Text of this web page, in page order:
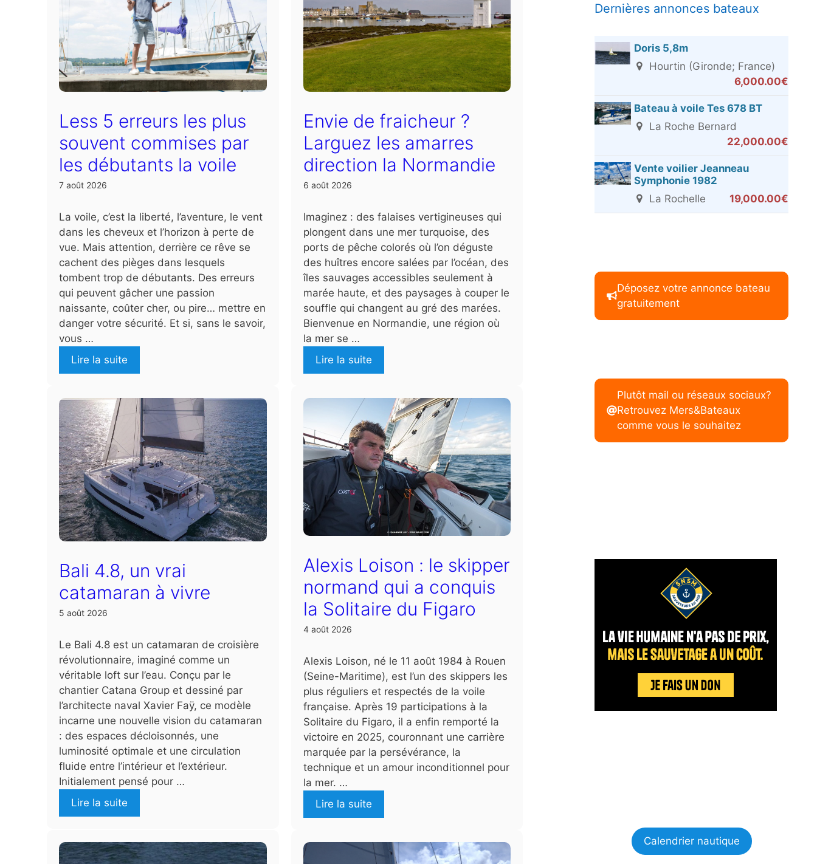
Less 5 erreurs les plus
souvent commises par
les débutants la voile
7 août 2026
La voile, c’est la liberté, l’aventure, le vent
dans les cheveux et l’horizon à perte de
vue. Mais attention, derrière ce rêve se
cachent des pièges dans lesquels
tombent trop de débutants. Des erreurs
qui peuvent gâcher une passion
naissante, coûter cher, ou pire… mettre en
danger votre sécurité. Et si, sans le savoir,
vous …
Lire la suite
Envie de fraicheur ?
Larguez les amarres
direction la Normandie
6 août 2026
Imaginez : des falaises vertigineuses qui
plongent dans une mer turquoise, des
ports de pêche colorés où l’on déguste
des huîtres encore salées par l’océan, des
îles sauvages accessibles seulement à
marée haute, et des paysages à couper le
souffle qui changent au gré des marées.
Bienvenue en Normandie, une région où
la mer se …
Lire la suite
Bali 4.8, un vrai
catamaran à vivre
5 août 2026
Le Bali 4.8 est un catamaran de croisière
révolutionnaire, imaginé comme un
véritable loft sur l’eau. Conçu par le
chantier Catana Group et dessiné par
l’architecte naval Xavier Faÿ, ce modèle
incarne une nouvelle vision du catamaran
: des espaces décloisonnés, une
luminosité optimale et une circulation
fluide entre l’intérieur et l’extérieur.
Initialement pensé pour …
Lire la suite
Alexis Loison : le skipper
normand qui a conquis
la Solitaire du Figaro
4 août 2026
Alexis Loison, né le 11 août 1984 à Rouen
(Seine-Maritime), est l’un des skippers les
plus réguliers et respectés de la voile
française. Après 19 participations à la
Solitaire du Figaro, il a enfin remporté la
victoire en 2025, couronnant une carrière
marquée par la persévérance, la
technique et un amour inconditionnel pour
la mer. …
Lire la suite
Dernières annonces bateaux
Doris 5,8m
Hourtin (Gironde; France)
6,000.00€
Bateau à voile Tes 678 BT
La Roche Bernard
22,000.00€
Vente voilier Jeanneau
Symphonie 1982
La Rochelle
19,000.00€
Déposez votre annonce bateau
gratuitement
Plutôt mail ou réseaux sociaux?
Retrouvez Mers&Bateaux
comme vous le souhaitez
Calendrier nautique